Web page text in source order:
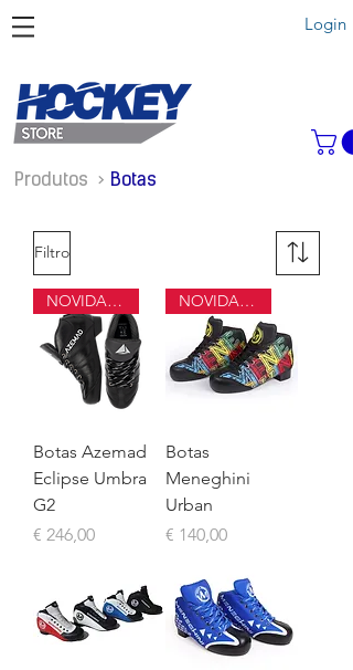
Login
Produtos > Botas
Filtro
NOVIDADE
Botas Azemad
Eclipse Umbra
G2
Preço
€ 246,00
NOVIDADE
Botas
Meneghini
Urban
Preço
€ 140,00